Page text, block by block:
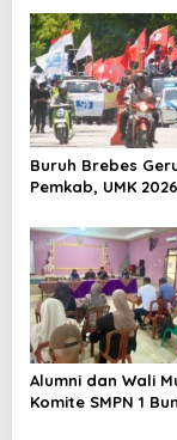
hingga Hari ke-10
Buruh Brebes
Pemkab, UMK
Alumni dan Wali
Komite SMPN 1